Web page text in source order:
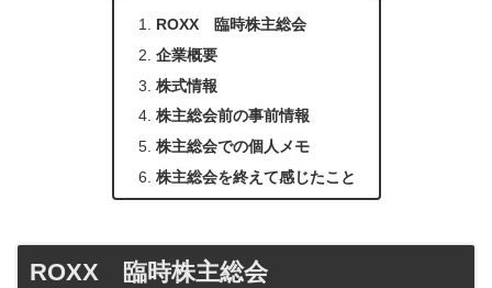
ROXX 臨時株主総会
企業概要
株式情報
株主総会前の事前情報
株主総会での個人メモ
株主総会を終えて感じたこと
ROXX 臨時株主総会